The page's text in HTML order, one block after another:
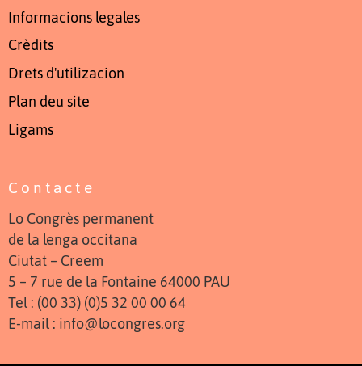
Informacions legales
Crèdits
Drets d'utilizacion
Plan deu site
Ligams
Contacte
Lo Congrès permanent
de la lenga occitana
Ciutat – Creem
5 – 7 rue de la Fontaine 64000 PAU
Tel : (00 33) (0)5 32 00 00 64
E-mail : info@locongres.org